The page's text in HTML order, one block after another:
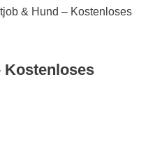
& Hund – Kostenloses
Kostenloses